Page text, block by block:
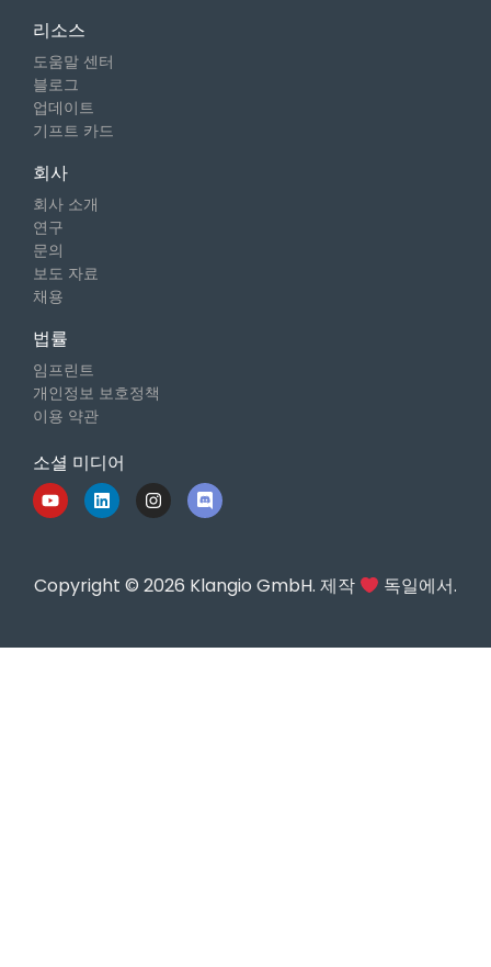
리소스
도움말 센터
블로그
업데이트
기프트 카드
회사
회사 소개
연구
문의
보도 자료
채용
법률
임프린트
개인정보 보호정책
이용 약관
소셜 미디어
Copyright © 2026 Klangio GmbH. 제작 독일에서.